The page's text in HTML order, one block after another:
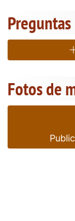
Preguntas
Fotos de